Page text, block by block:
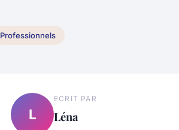
Professionnels
L
ECRIT PAR
Léna